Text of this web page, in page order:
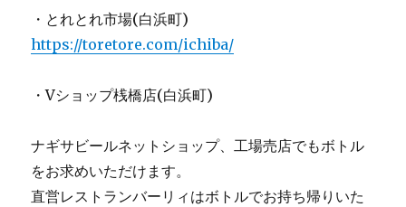
・とれとれ市場(白浜町)
https://toretore.com/ichiba/
・Vショップ桟橋店(白浜町)
ナギサビールネットショップ、工場売店でもボトル
をお求めいただけます。
直営レストランバーリィはボトルでお持ち帰りいた